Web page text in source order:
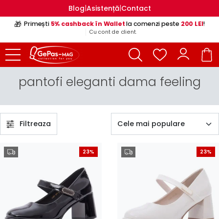
Blog|Asistență|Contact
🎁 Primești 5% cashback în Walletla comenzi peste 200 LEI!
Cu cont de client.
pantofi eleganti dama feeling
Filtreaza
23% 23%